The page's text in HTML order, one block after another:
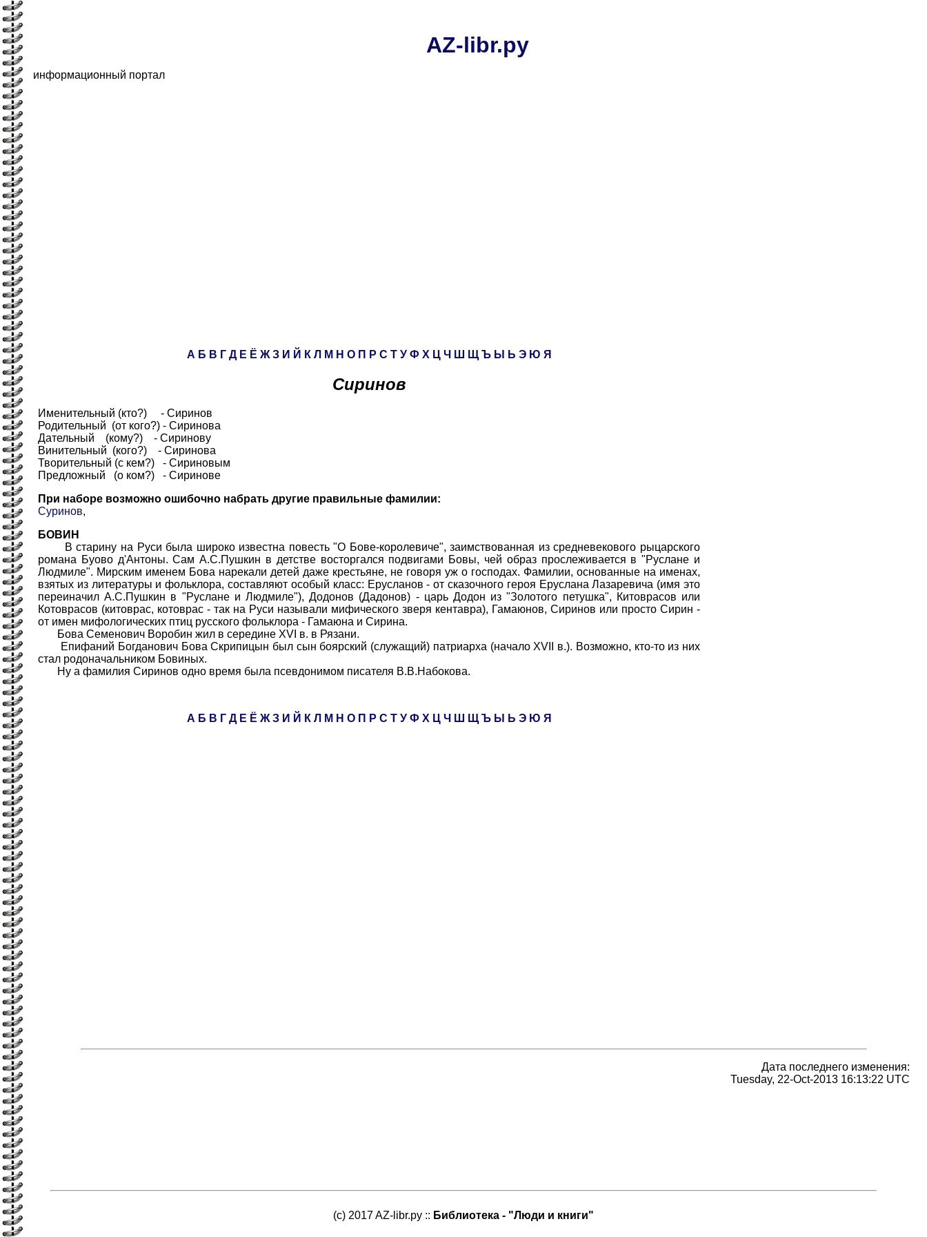
AZ-libr.ру
информационный портал
А Б В Г Д Е Ё Ж З И Й К Л М Н О П Р С Т У Ф Х Ц Ч Ш Щ Ъ Ы Ь Э Ю Я
Сиринов
Именительный (кто?) - Сиринов
Родительный (от кого?) - Сиринова
Дательный (кому?) - Сиринову
Винительный (кого?) - Сиринова
Творительный (с кем?) - Сириновым
Предложный (о ком?) - Сиринове
При наборе возможно ошибочно набрать другие правильные фамилии:
Суринов,
БОВИН
В старину на Руси была широко известна повесть "О Бове-королевиче", заимствованная из средневекового рыцарского
романа Буово д'Антоны. Сам А.С.Пушкин в детстве восторгался подвигами Бовы, чей образ прослеживается в "Руслане и
Людмиле". Мирским именем Бова нарекали детей даже крестьяне, не говоря уж о господах. Фамилии, основанные на именах,
взятых из литературы и фольклора, составляют особый класс: Ерусланов - от сказочного героя Еруслана Лазаревича (имя это
переиначил А.С.Пушкин в "Руслане и Людмиле"), Додонов (Дадонов) - царь Додон из "Золотого петушка", Китоврасов или
Котоврасов (китоврас, котоврас - так на Руси называли мифического зверя кентавра), Гамаюнов, Сиринов или просто Сирин -
от имен мифологических птиц русского фольклора - Гамаюна и Сирина.
Бова Семенович Воробин жил в середине XVI в. в Рязани.
Епифаний Богданович Бова Скрипицын был сын боярский (служащий) патриарха (начало XVII в.). Возможно, кто-то из них
стал родоначальником Бовиных.
Ну а фамилия Сиринов одно время была псевдонимом писателя В.В.Набокова.
А Б В Г Д Е Ё Ж З И Й К Л М Н О П Р С Т У Ф Х Ц Ч Ш Щ Ъ Ы Ь Э Ю Я
Дата последнего изменения:
Tuesday, 22-Oct-2013 16:13:22 UTC
(c) 2017 AZ-libr.ру :: Библиотека - "Люди и книги"